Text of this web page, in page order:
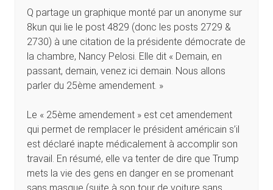
Q partage un graphique monté par un anonyme sur
8kun qui lie le post 4829 (donc les posts 2729 &
2730) à une citation de la présidente démocrate de
la chambre, Nancy Pelosi. Elle dit « Demain, en
passant, demain, venez ici demain. Nous allons
parler du 25ème amendement. »
Le « 25ème amendement » est cet amendement
qui permet de remplacer le président américain s’il
est déclaré inapte médicalement à accomplir son
travail. En résumé, elle va tenter de dire que Trump
mets la vie des gens en danger en se promenant